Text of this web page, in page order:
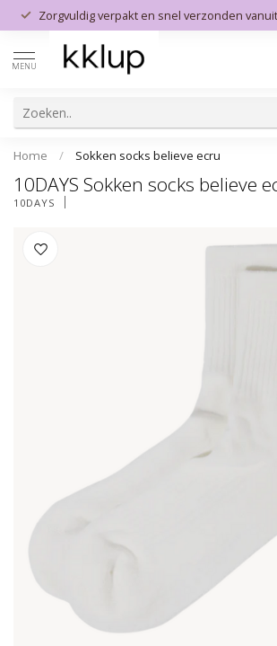
Zorgvuldig verpakt en snel verzonden
MENU
Home / Sokken socks believe ecru
10DAYS Sokken socks believe
10DAYS